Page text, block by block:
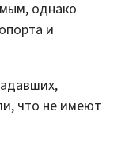
однако
и
что не имеют